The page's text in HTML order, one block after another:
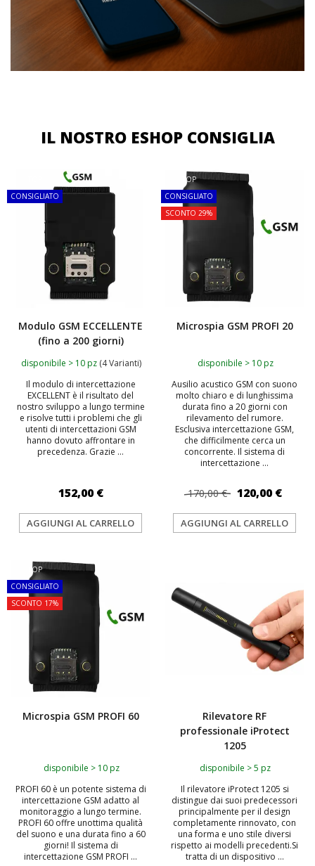
IL NOSTRO ESHOP CONSIGLIA
CONSIGLIATO
Modulo GSM ECCELLENTE
(fino a 200 giorni)
disponibile > 10 pz (4 Varianti)
Il modulo di intercettazione
EXCELLENT è il risultato del
nostro sviluppo a lungo termine
e risolve tutti i problemi che gli
utenti di intercettazioni GSM
hanno dovuto affrontare in
precedenza. Grazie ...
152,00 €
AGGIUNGI AL CARRELLO
TOP
CONSIGLIATO
SCONTO 29%
Microspia GSM PROFI 20
disponibile > 10 pz
Ausilio acustico GSM con suono
molto chiaro e di lunghissima
durata fino a 20 giorni con
rilevamento del rumore.
Esclusiva intercettazione GSM,
che difficilmente cerca un
concorrente. Il sistema di
intercettazione ...
170,00 € 120,00 €
AGGIUNGI AL CARRELLO
TOP
CONSIGLIATO
SCONTO 17%
Microspia GSM PROFI 60
disponibile > 10 pz
PROFI 60 è un potente sistema di
intercettazione GSM adatto al
monitoraggio a lungo termine.
PROFI 60 offre unottima qualità
del suono e una durata fino a 60
giorni! Il sistema di
intercettazione GSM PROFI ...
Rilevatore RF
professionale iProtect
1205
disponibile > 5 pz
Il rilevatore iProtect 1205 si
distingue dai suoi predecessori
principalmente per il design
completamente rinnovato, con
una forma e uno stile diversi
rispetto ai modelli precedenti.Si
tratta di un dispositivo ...